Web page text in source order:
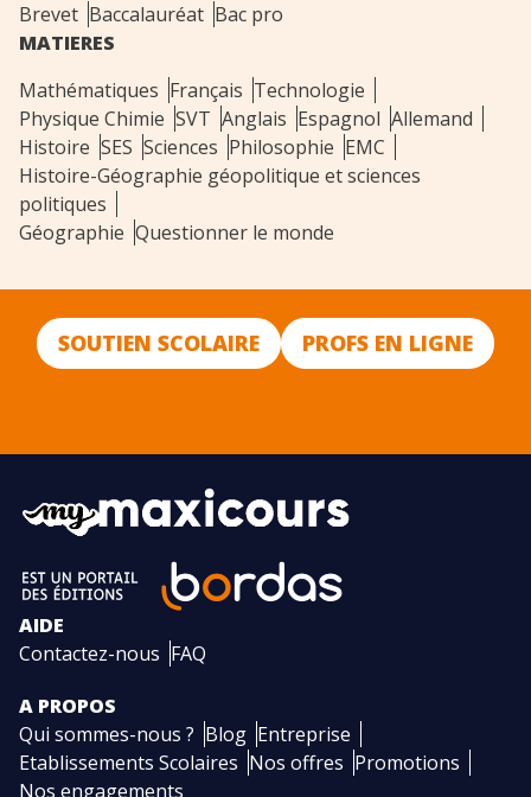
Brevet Baccalauréat Bac pro
MATIERES
Mathématiques Français Technologie
Physique Chimie SVT Anglais Espagnol Allemand
Histoire SES Sciences Philosophie EMC
Histoire-Géographie géopolitique et sciences
politiques
Géographie Questionner le monde
SOUTIEN SCOLAIRE PROFS EN LIGNE
AIDE
Contactez-nous FAQ
A PROPOS
Qui sommes-nous ? Blog Entreprise
Etablissements Scolaires Nos offres Promotions
Nos engagements